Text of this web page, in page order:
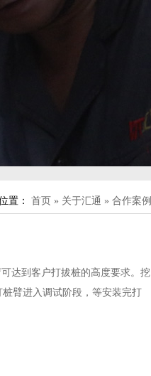
置： 首页 » 关于汇通 » 合作案例
达到客户打拔桩的高度要求。挖
臂进入调试阶段，等安装完打